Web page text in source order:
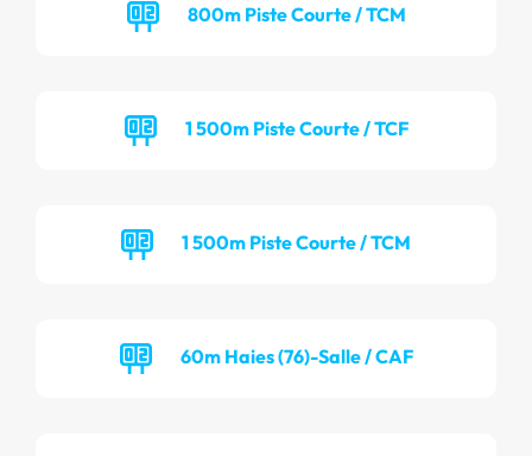
800m Piste Courte / TCM
1 500m Piste Courte / TCF
1 500m Piste Courte / TCM
60m Haies (76)-Salle / CAF